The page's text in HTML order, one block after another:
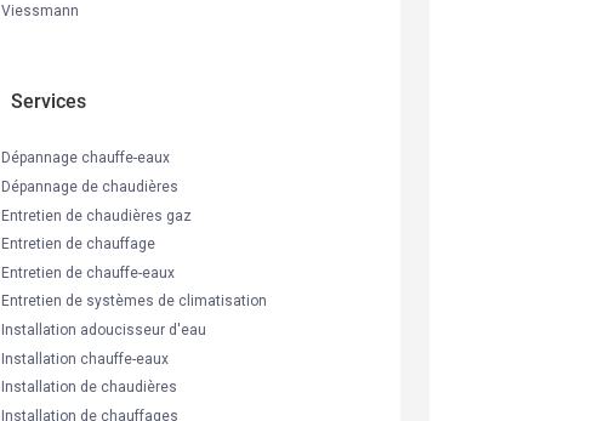
Viessmann
Services
Dépannage chauffe-eaux
Dépannage de chaudières
Entretien de chaudières gaz
Entretien de chauffage
Entretien de chauffe-eaux
Entretien de systèmes de climatisation
Installation adoucisseur d'eau
Installation chauffe-eaux
Installation de chaudières
Installation de chauffages